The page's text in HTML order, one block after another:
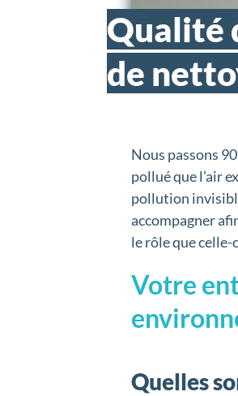
Qualité
de
Nous passons
pollué que l’air
pollution
accompagner
le rôle que celle-
Votre
Quelles